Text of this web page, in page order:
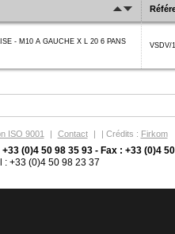
- M10 A GAUCHE X L 20 6 PANS
VSDV/1
ISO 9001 | Contact | | Crédits : Firkom
+33 (0)4 50 98 35 93 - Fax : +33 (0)4
: +33 (0)4 50 98 23 37